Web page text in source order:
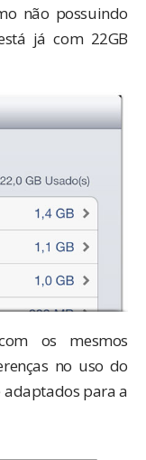
não possuindo
já com 22GB
os mesmos
no uso do
adaptados para a